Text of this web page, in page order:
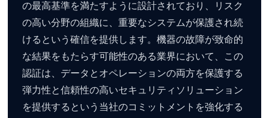
の最高基準を満たすように設計されており、リスク
の高い分野の組織に、重要なシステムが保護され続
けるという確信を提供します。機器の故障が致命的
な結果をもたらす可能性のある業界において、この
認証は、データとオペレーションの両方を保護する
弾力性と信頼性の高いセキュリティソリューション
を提供するという当社のコミットメントを強化する